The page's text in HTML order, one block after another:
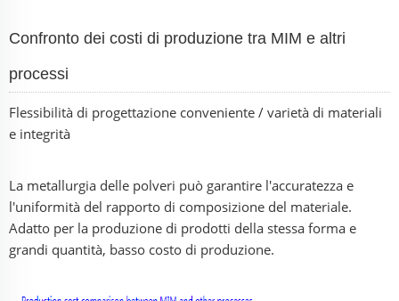
Confronto dei costi di produzione tra MIM e altri
processi
Flessibilità di progettazione conveniente / varietà di materiali
e integrità
La metallurgia delle polveri può garantire l'accuratezza e
l'uniformità del rapporto di composizione del materiale.
Adatto per la produzione di prodotti della stessa forma e
grandi quantità, basso costo di produzione.